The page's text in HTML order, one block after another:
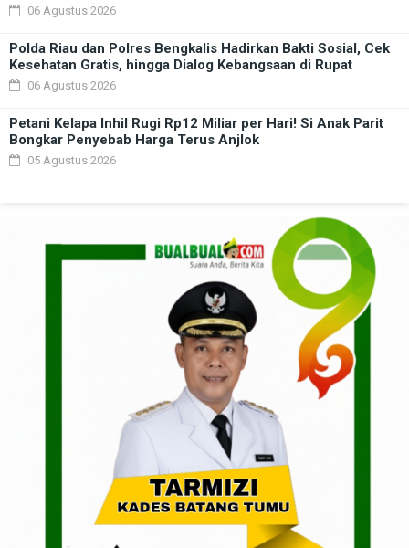
06 Agustus 2026
Polda Riau dan Polres Bengkalis Hadirkan Bakti Sosial, Cek
Kesehatan Gratis, hingga Dialog Kebangsaan di Rupat
06 Agustus 2026
Petani Kelapa Inhil Rugi Rp12 Miliar per Hari! Si Anak Parit
Bongkar Penyebab Harga Terus Anjlok
05 Agustus 2026